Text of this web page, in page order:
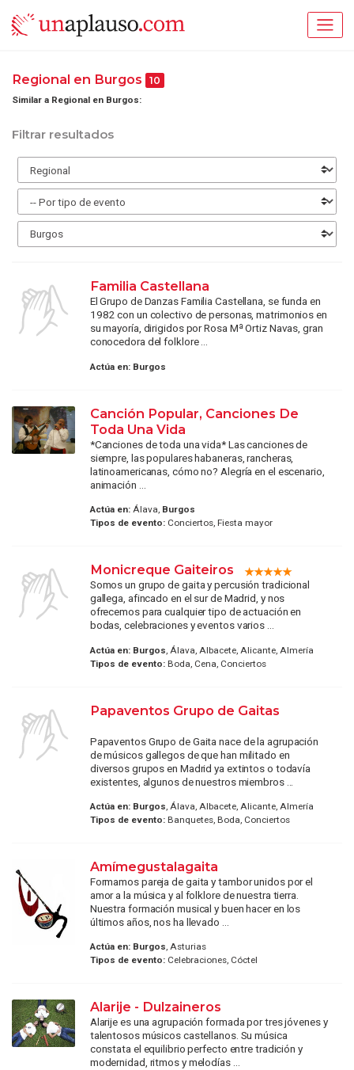
Regional en Burgos 10
Similar a Regional en Burgos:
Filtrar resultados
Familia Castellana
El Grupo de Danzas Familia Castellana, se funda en
1982 con un colectivo de personas, matrimonios en
su mayoría, dirigidos por Rosa Mª Ortiz Navas, gran
conocedora del folklore ...
Actúa en: Burgos
Canción Popular, Canciones De
Toda Una Vida
*Canciones de toda una vida* Las canciones de
siempre, las populares habaneras, rancheras,
latinoamericanas, cómo no? Alegría en el escenario,
animación ...
Actúa en:Álava, Burgos
Tipos de evento:Conciertos, Fiesta mayor
Monicreque Gaiteiros
Somos un grupo de gaita y percusión tradicional
gallega, afincado en el sur de Madrid, y nos
ofrecemos para cualquier tipo de actuación en
bodas, celebraciones y eventos varios ...
Actúa en: Burgos , Álava, Albacete, Alicante, Almería
Tipos de evento:Boda, Cena, Conciertos
Papaventos Grupo de Gaitas
Papaventos Grupo de Gaita nace de la agrupación
de músicos gallegos de que han militado en
diversos grupos en Madrid ya extintos o todavía
existentes, algunos de nuestros miembros ...
Actúa en: Burgos, Álava, Albacete, Alicante, Almería
Tipos de evento:Banquetes, Boda, Conciertos
Amímegustalagaita
Formamos pareja de gaita y tambor unidos por el
amor a la música y al folklore de nuestra tierra.
Nuestra formación musical y buen hacer en los
últimos años, nos ha llevado ...
Actúa en: Burgos, Asturias
Tipos de evento:Celebraciones, Cóctel
Alarije - Dulzaineros
Alarije es una agrupación formada por tres jóvenes y
talentosos músicos castellanos. Su música
constata el equilibrio perfecto entre tradición y
modernidad, ritmos y melodías ...